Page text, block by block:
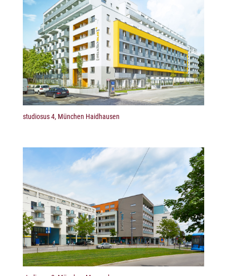
studiosus 4, München Haidhausen